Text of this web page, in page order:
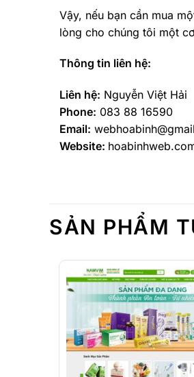
Vậy, nếu bạn cần mua
lòng cho chúng tôi một
Thông tin liên hệ:
Liên hệ: Nguyễn Việt Hải
Phone: 083 88 16590
Email:
Website:
SẢN PHẨM
Chi Tiết